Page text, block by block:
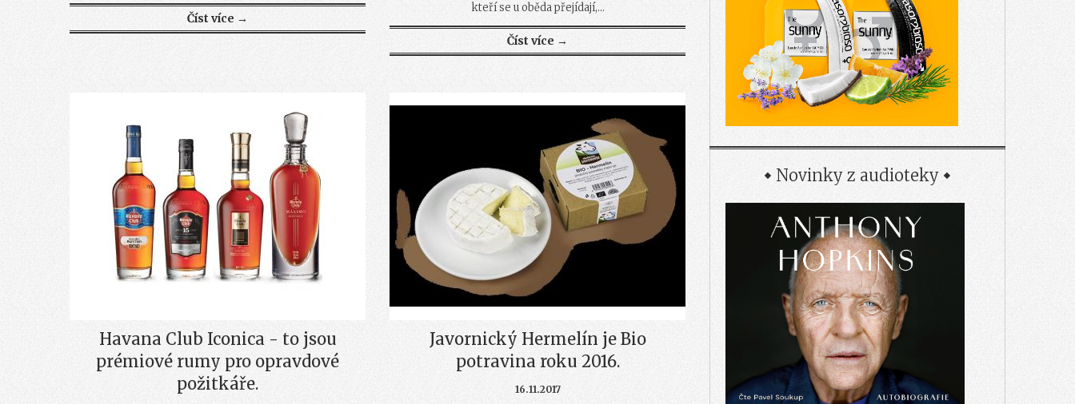
Číst více →
kteří se u oběda přejídají,...
Číst více →
Havana Club Iconica - to jsou
prémiové rumy pro opravdové
požitkáře.
Javornický Hermelín je Bio
potravina roku 2016.
16.11.2017
Novinky z audioteky